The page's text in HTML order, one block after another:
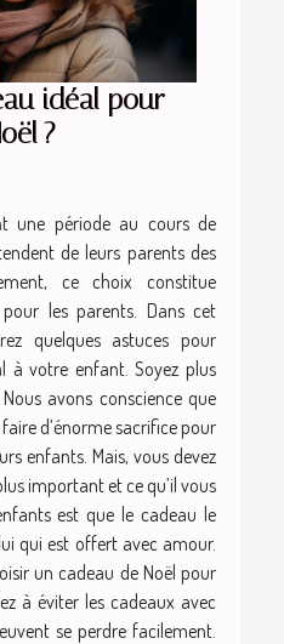
idéal pour
?
une période au cours de
de leurs parents des
ce choix constitue
les parents. Dans cet
quelques astuces pour
à votre enfant. Soyez plus
avons conscience que
d’énorme sacrifice pour
enfants. Mais, vous devez
important et ce qu’il vous
est que le cadeau le
qui est offert avec amour.
un cadeau de Noël pour
à éviter les cadeaux avec
se perdre facilement.